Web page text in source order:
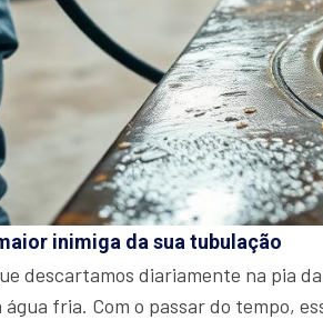
inimiga da sua tubulação
descartamos diariamente na pia
fria. Com o passar do tempo,